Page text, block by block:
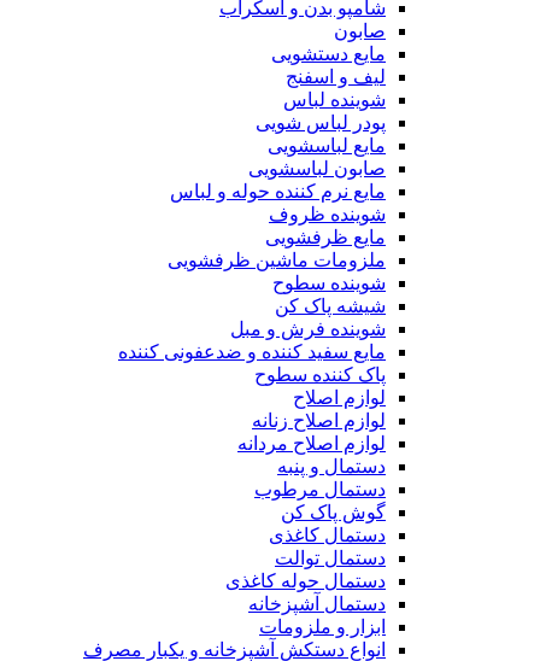
شامپو بدن و اسکراب
صابون
مایع دستشویی
لیف و اسفنج
شوینده لباس
پودر لباس شویی
مایع لباسشویی
صابون لباسشویی
مایع نرم کننده حوله و لباس
شوینده ظروف
مایع ظرفشویی
ملزومات ماشین ظرفشویی
شوینده سطوح
شیشه پاک کن
شوینده فرش و مبل
مایع سفید کننده و ضدعفونی کننده
پاک کننده سطوح
لوازم اصلاح
لوازم اصلاح زنانه
لوازم اصلاح مردانه
دستمال و پنبه
دستمال مرطوب
گوش پاک کن
دستمال کاغذی
دستمال توالت
دستمال حوله کاغذی
دستمال آشپزخانه
ابزار و ملزومات
انواع دستکش آشپزخانه و یکبار مصرف